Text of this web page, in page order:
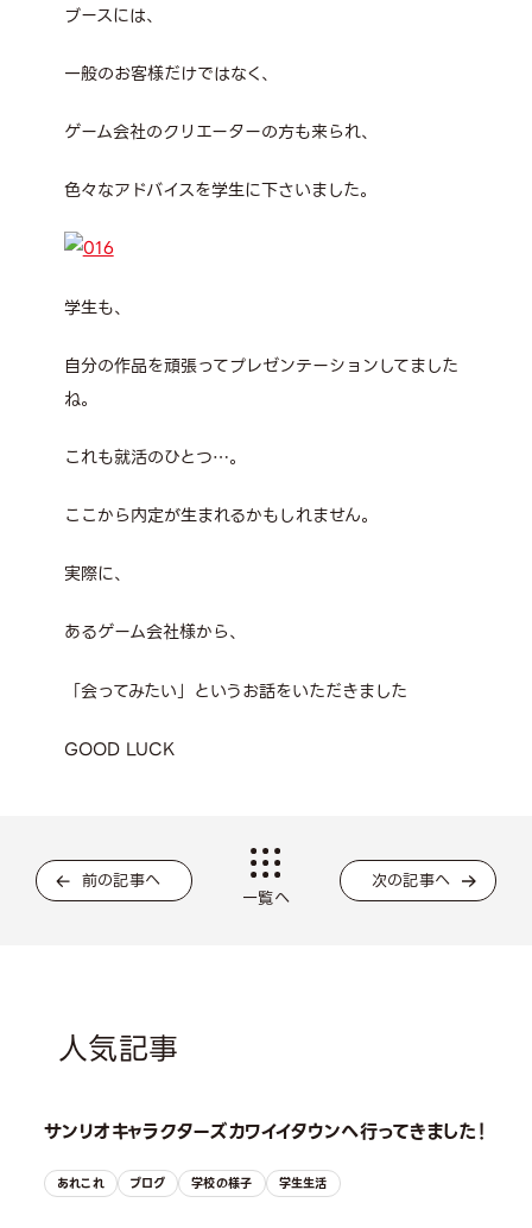
ブースには、
一般のお客様だけではなく、
ゲーム会社のクリエーターの方も来られ、
色々なアドバイスを学生に下さいました。
学生も、
自分の作品を頑張ってプレゼンテーションしてました
ね。
これも就活のひとつ…。
ここから内定が生まれるかもしれません。
実際に、
あるゲーム会社様から、
「会ってみたい」というお話をいただきました
GOOD LUCK
前の記事へ
一覧へ
次の記事へ
人気記事
サンリオキャラクターズカワイイタウンへ行ってきました！
あれこれ ブログ 学校の様子 学生生活